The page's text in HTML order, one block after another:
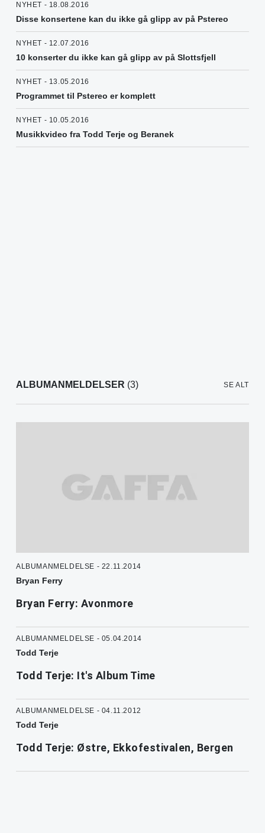
NYHET - 18.08.2016
Disse konsertene kan du ikke gå glipp av på Pstereo
NYHET - 12.07.2016
10 konserter du ikke kan gå glipp av på Slottsfjell
NYHET - 13.05.2016
Programmet til Pstereo er komplett
NYHET - 10.05.2016
Musikkvideo fra Todd Terje og Beranek
ALBUMANMELDELSER (3) SE ALT
ALBUMANMELDELSE - 22.11.2014
Bryan Ferry
Bryan Ferry: Avonmore
ALBUMANMELDELSE - 05.04.2014
Todd Terje
Todd Terje: It's Album Time
ALBUMANMELDELSE - 04.11.2012
Todd Terje
Todd Terje: Østre, Ekkofestivalen, Bergen